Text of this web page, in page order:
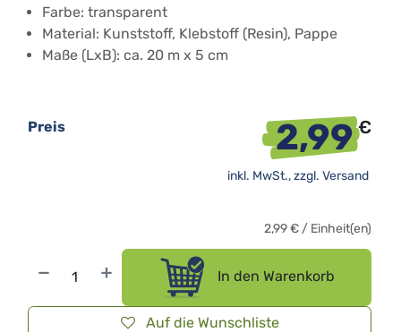
Farbe: transparent
Material: Kunststoff, Klebstoff (Resin), Pappe
Maße (LxB): ca. 20 m x 5 cm
In den Warenkorb
Auf die Wunschliste
Preis 2,99€
inkl. MwSt., zzgl. Versand
2,99€ / Einheit(en)